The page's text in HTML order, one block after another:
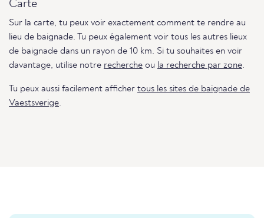
Carte
Sur la carte, tu peux voir exactement comment te rendre au
lieu de baignade. Tu peux également voir tous les autres lieux
de baignade dans un rayon de 10 km. Si tu souhaites en voir
davantage, utilise notre recherche ou la recherche par zone.
Tu peux aussi facilement afficher tous les sites de baignade de
Vaestsverige.